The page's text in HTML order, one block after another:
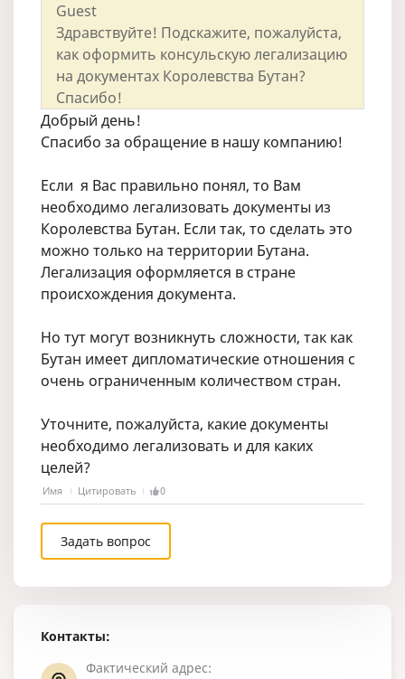
Контакты:
Фактический адрес:
Guest
Здравствуйте! Подскажите, пожалуйста,
как оформить консульскую легализацию
на документах Королевства Бутан?
Спасибо!
Добрый день!
Спасибо за обращение в нашу компанию!
Если я Вас правильно понял, то Вам
необходимо легализовать документы из
Королевства Бутан. Если так, то сделать это
можно только на территории Бутана.
Легализация оформляется в стране
происхождения документа.
Но тут могут возникнуть сложности, так как
Бутан имеет дипломатические отношения с
очень ограниченным количеством стран.
Уточните, пожалуйста, какие документы
необходимо легализовать и для каких
целей?
Имя Цитировать 0
Задать вопрос